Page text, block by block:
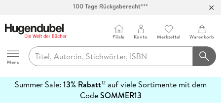
Abholung in über 100 Filialen
Hugendubel
Menu
Filiale Konto Merkzettel Warenkorb
Summer Sale: 13% Rabatt12auf viele Sortimente mit dem
CodeSOMMER13
erfahren